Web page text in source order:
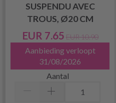
SUSPENDU AVEC
TROUS, Ø20 CM
EUR 7.65 EUR 10.90
Aanbieding verloopt
31/08/2026
Aantal